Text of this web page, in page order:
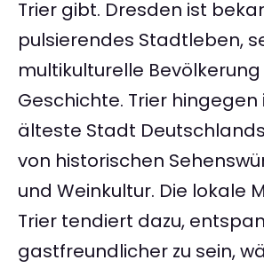
Trier gibt. Dresden ist
pulsierendes Stadtleben,
multikulturelle
Geschichte. Trier hingegen
älteste Stadt
von historischen
und Weinkultur. Die lokale
Trier tendiert dazu,
gastfreundlicher zu sein,